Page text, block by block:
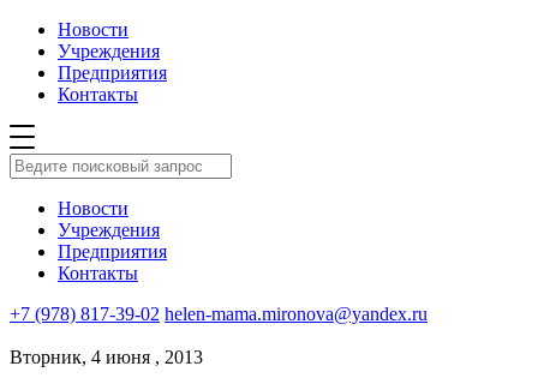
Новости
Учреждения
Предприятия
Контакты
Новости
Учреждения
Предприятия
Контакты
+7 (978) 817-39-02 helen-mama.mironova@yandex.ru
Вторник, 4 июня , 2013